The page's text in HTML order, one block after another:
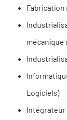
Fabrication
mécanique
Logiciels)
Intégrateur